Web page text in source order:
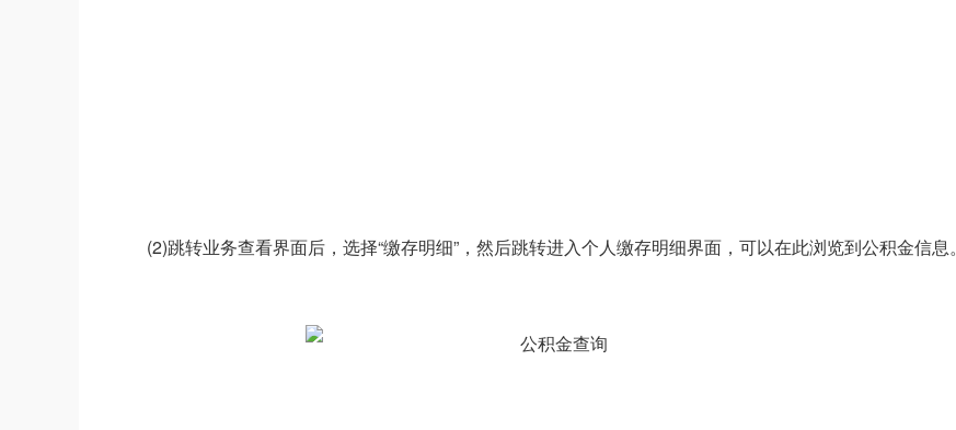
(2)跳转业务查看界面后，选择“缴存明细”，然后跳转进入个人缴存明细界面，可以在此浏览到公积金信息。